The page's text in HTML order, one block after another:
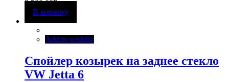
2 500,00Р
В корзину
Add to wishlist
Спойлер козырек на заднее стекло
VW Jetta 6